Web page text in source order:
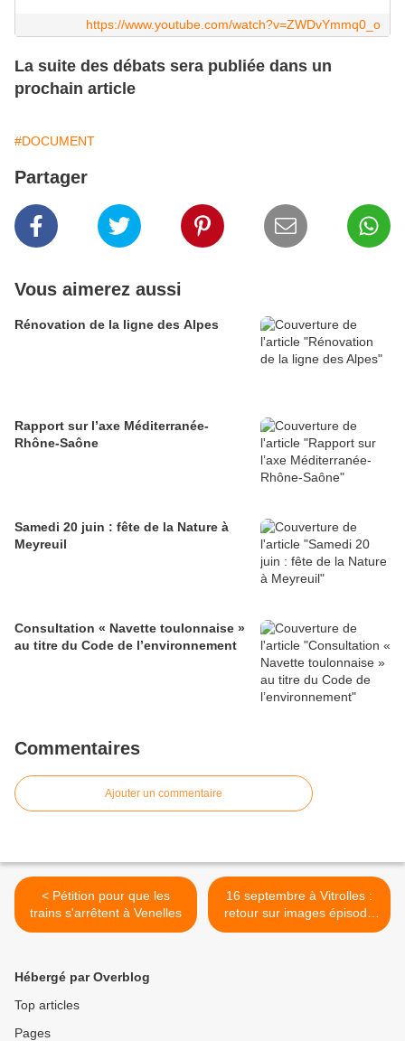
https://www.youtube.com/watch?v=ZWDvYmmq0_o
La suite des débats sera publiée dans un
prochain article
#DOCUMENT
Partager
Vous aimerez aussi
Rénovation de la ligne des Alpes
Rapport sur l’axe Méditerranée-
Rhône-Saône
Samedi 20 juin : fête de la Nature à
Meyreuil
Consultation « Navette toulonnaise »
au titre du Code de l’environnement
Commentaires
Ajouter un commentaire
< Pétition pour que les
trains s'arrêtent à Venelles
16 septembre à Vitrolles :
retour sur images épisode
n°2 >
Hébergé par Overblog
Top articles
Pages